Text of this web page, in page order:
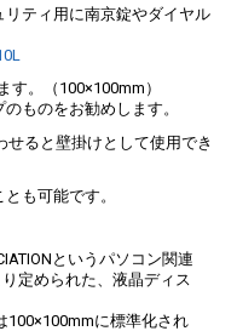
ティ用に南京錠やダイヤル
す。（100×100mm）
ものをお勧めします。
せると壁掛けとして使用でき
も可能です。
というパソコン関連
定められた、液晶ディス
100×100mmに標準化され